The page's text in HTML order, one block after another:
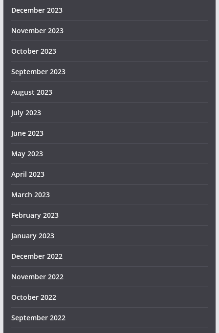
December 2023
November 2023
October 2023
September 2023
August 2023
July 2023
June 2023
May 2023
April 2023
March 2023
February 2023
January 2023
December 2022
November 2022
October 2022
September 2022